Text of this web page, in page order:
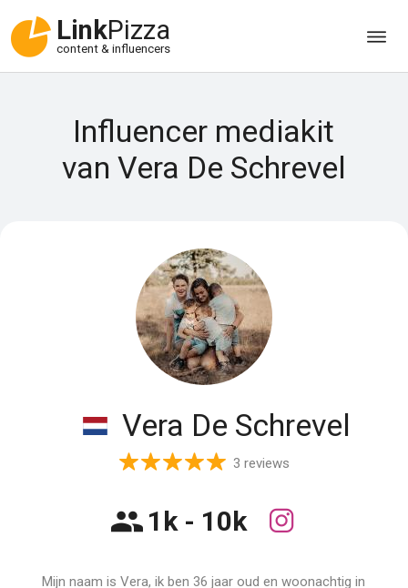
LinkPizza
content & influencers
Influencer mediakit
van Vera De Schrevel
Vera De Schrevel
3 reviews
1k - 10k
Mijn naam is Vera, ik ben 36 jaar oud en woonachtig in